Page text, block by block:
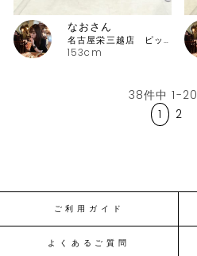
153cm
なおさん
名古屋栄三越店 ピッコーネ
38件中 1-20
1
2
ご利用ガイド
よくあるご質問